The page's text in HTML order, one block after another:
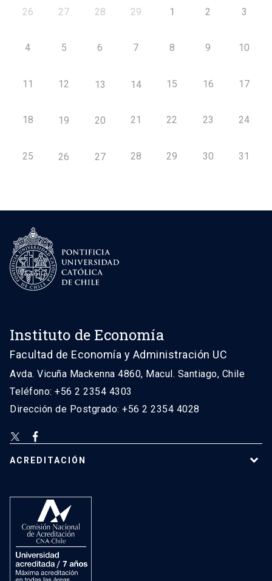
26 27 28 29 1 2 3
4 5 6 7 8 9 10
11 12 13 14 15 16 17
18 19 20 21 22 23 24
25 26 27 28 29 30 31
Instituto de Economía
Facultad de Economía y Administración UC
Avda. Vicuña Mackenna 4860, Macul. Santiago, Chile
Teléfono: +56 2 2354 4303
Dirección de Postgrado: +56 2 2354 4028
ACREDITACIÓN